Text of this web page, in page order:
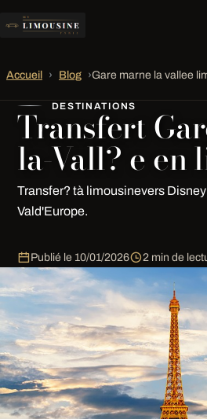
Accueil › Blog ›Gare marne la vallee
DESTINATIONS
Transfert
la-Vall? e en
Transfer? tà limousinevers
Vald'Europe.
Publié le 10/01/2026 2 min de